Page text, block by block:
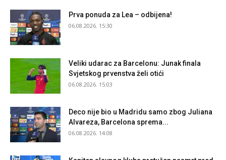
Prva ponuda za Lea – odbijena!
06.08.2026. 15:30
Veliki udarac za Barcelonu: Junak finala
Svjetskog prvenstva želi otići
06.08.2026. 15:03
Deco nije bio u Madridu samo zbog Juliana
Alvareza, Barcelona sprema...
06.08.2026. 14:08